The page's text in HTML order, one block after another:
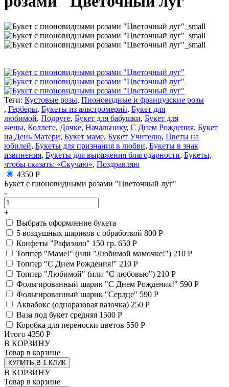
Теги: Кустовые розы, Пионовидные и французские розы
, Герберы, Букеты из альстромерий, Букет для
любимой, Подруге, Букет для бабушки, Букет для
жены, Коллеге, Дочке, Начальнику, С Днем Рождения, Букет
на День Матери, Букет маме, Букет Учителю, Цветы на
юбилей, Букеты для признания в любви, Букеты в знак
извинения, Букеты для выражения благодарности, Букеты,
чтобы сказать: «Скучаю», Поздравляю
4350 Р
Букет с пионовидными розами "Цветочный луг"
-
+
Выбрать оформление букета
5 воздушных шариков с обработкой 800 Р
Конфеты "Рафаэлло" 150 гр. 650 Р
Топпер "Маме!" (или "Любимой мамочке!") 210 Р
Топпер "С Днем Рождения!" 210 Р
Топпер "Любимой" (или "С любовью") 210 Р
Фольгированный шарик "С Днем Рождения!" 590 Р
Фольгированный шарик "Сердце" 590 Р
Аквабокс (одноразовая вазочка) 250 Р
Ваза под букет средняя 1500 Р
Коробка для переноски цветов 550 Р
Итого 4350 Р
В КОРЗИНУ
Товар в корзине
КУПИТЬ В 1 КЛИК
В КОРЗИНУ
Товар в корзине